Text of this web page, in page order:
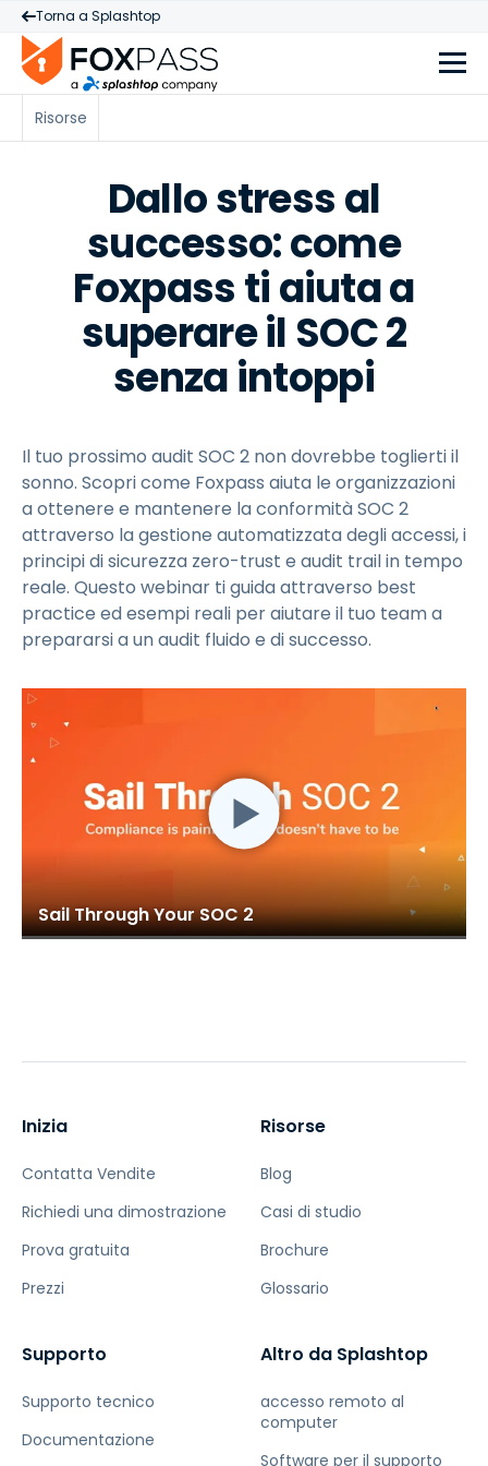
Torna a Splashtop
Risorse
Dallo stress al
successo: come
Foxpass ti aiuta a
superare il SOC 2
senza intoppi
Il tuo prossimo audit SOC 2 non dovrebbe toglierti il
sonno. Scopri come Foxpass aiuta le organizzazioni
a ottenere e mantenere la conformità SOC 2
attraverso la gestione automatizzata degli accessi, i
principi di sicurezza zero-trust e audit trail in tempo
reale. Questo webinar ti guida attraverso best
practice ed esempi reali per aiutare il tuo team a
prepararsi a un audit fluido e di successo.
Sail Through Your SOC 2
Inizia
Contatta Vendite
Richiedi una dimostrazione
Prova gratuita
Prezzi
Risorse
Blog
Casi di studio
Brochure
Glossario
Supporto
Supporto tecnico
Documentazione
Altro da Splashtop
accesso remoto al
computer
Software per il supporto